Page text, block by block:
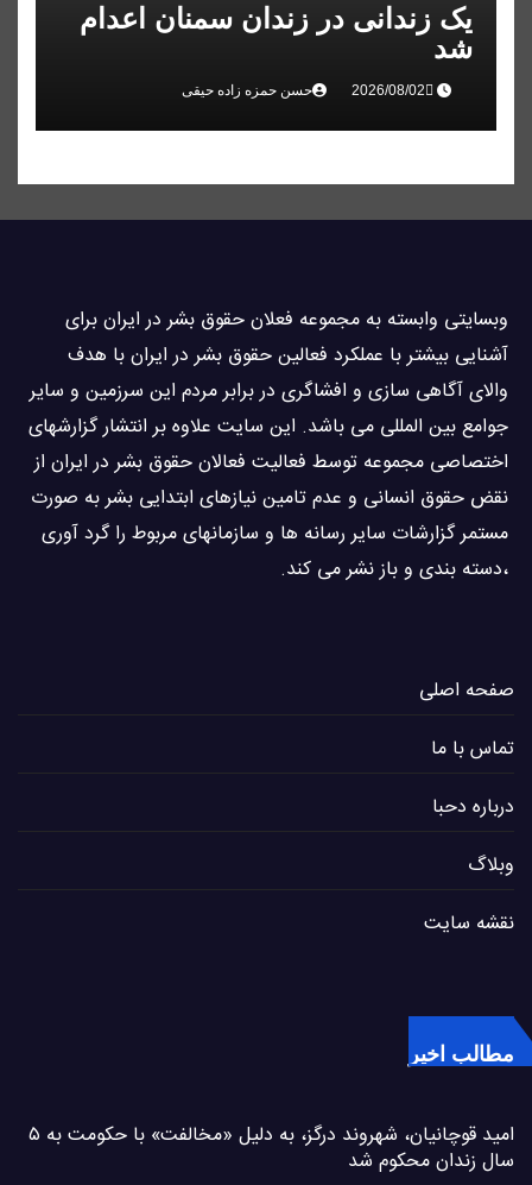
یک زندانی در زندان سمنان اعدام
شد
حسن حمزه زاده حیقی
وبسايتى وابسته به مجموعه فعلان حقوق بشر در ایران برای
آشنایی بيشتر با عملکرد فعالین حقوق بشر در ایران با هدف
والاى آگاهى سازی و افشاگرى در برابر مردم این سرزمین و ساير
جوامع بین المللى می باشد. این سایت علاوه بر انتشار گزارشهای
اختصاصی مجموعه توسط فعاليت فعالان حقوق بشر در ایران از
نقض حقوق انسانی و عدم تامین نیازهای ابتدایی بشر به صورت
مستمر گزارشات سایر رسانه ها و سازمانهای مربوط را گرد آوری
،دسته بندی و باز نشر می كند.
صفحه اصلی
تماس با ما
درباره دحبا
وبلاگ
نقشه سایت
مطالب اخیر
امید قوچانیان، شهروند درگز، به دلیل «مخالفت» با حکومت به ۵
سال زندان محکوم شد